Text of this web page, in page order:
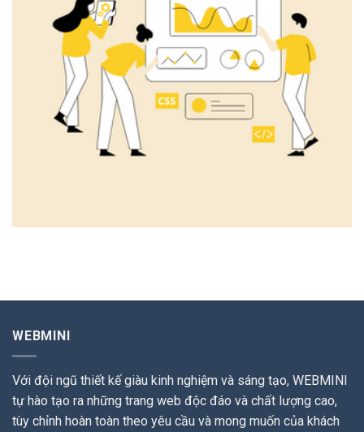
WEBMINI
Với đội ngũ thiết kế giàu kinh nghiệm và sáng tạo, WEBMINI
tự hào tạo ra những trang web độc đáo và chất lượng cao,
tùy chỉnh hoàn toàn theo yêu cầu và mong muốn của khách